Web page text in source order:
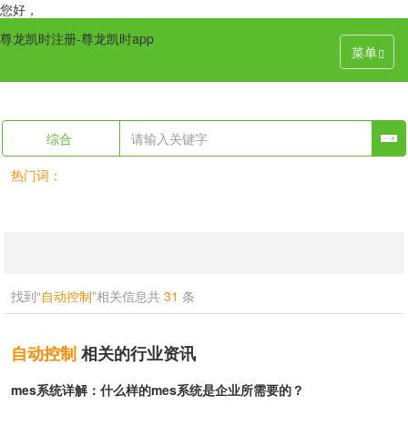
您好，
菜单
尊龙凯时注册-尊龙凯时app
综合
热门词：
找到“自动控制”相关信息共 31 条
自动控制相关的行业资讯
mes系统详解：什么样的mes系统是企业所需要的？